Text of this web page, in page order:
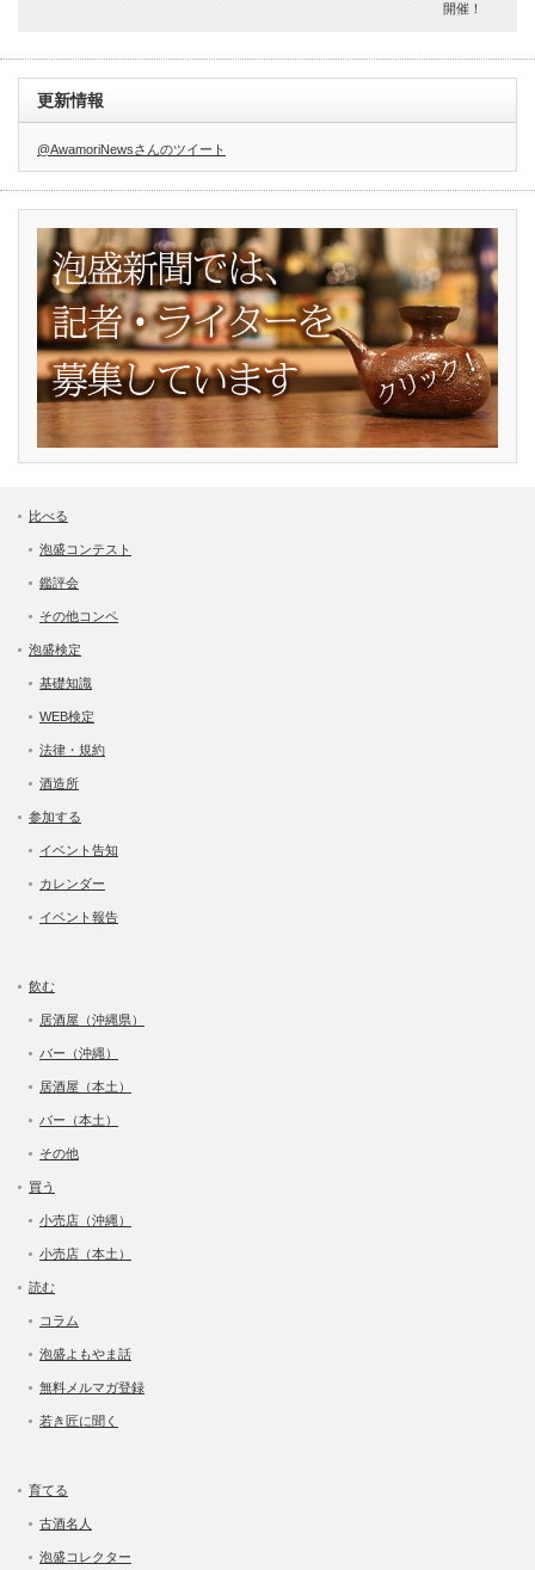
開催！
更新情報
@AwamoriNewsさんのツイート
比べる
泡盛コンテスト
鑑評会
その他コンペ
泡盛検定
基礎知識
WEB検定
法律・規約
酒造所
参加する
イベント告知
カレンダー
イベント報告
飲む
居酒屋（沖縄県）
バー（沖縄）
居酒屋（本土）
バー（本土）
その他
買う
小売店（沖縄）
小売店（本土）
読む
コラム
泡盛よもやま話
無料メルマガ登録
若き匠に聞く
育てる
古酒名人
泡盛コレクター